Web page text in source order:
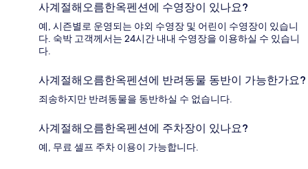
사계절해오름한옥펜션에 수영장이 있나요?
예, 시즌별로 운영되는 야외 수영장 및 어린이 수영장이 있습니
다. 숙박 고객께서는 24시간 내내 수영장을 이용하실 수 있습니
다.
사계절해오름한옥펜션에 반려동물 동반이 가능한가요?
죄송하지만 반려동물을 동반하실 수 없습니다.
사계절해오름한옥펜션에 주차장이 있나요?
예, 무료 셀프 주차 이용이 가능합니다.